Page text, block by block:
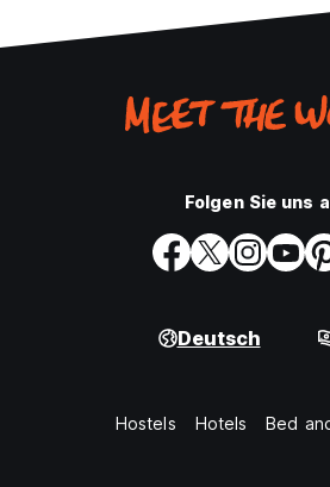
Folgen Sie uns
Deutsch
Hostels Hotels Bed